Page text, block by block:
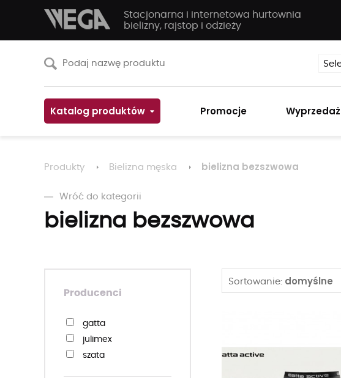
Stacjonarna i internetowa hurtownia
bielizny, rajstop i odzieży
Katalog produktów Promocje
Produkty Bielizna męska bielizna bezszwowa
Wróć do kategorii
bielizna bezszwowa
Producenci
gatta
julimex
szata
Sortowanie: domyślne